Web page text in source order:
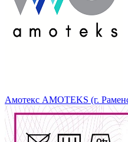
Амотекс AMOTEKS (г.